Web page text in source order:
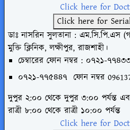
Click here for
Click here for
ডাঃ নাসরিন সুলতানা : এম.সি.পি.এস
মুক্তি ক্লিনিক, লক্ষীপুর, রাজশাহী।
চেম্বারের ফোন নম্বর : ০৭২১-
০৭২১-৭৭৫৪৪৭ ফোননম্বর
দুপুর ২:০০ থেকে দুপুর ৩:০০ পর্যন্ত
রাত্রী ৮:০০ থেকে রাত্রী ১০:০০ পর্যন্ত
Click here for